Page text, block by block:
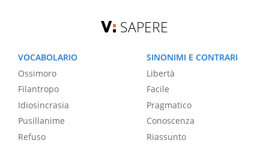
SAPERE
VOCABOLARIO
Ossimoro
Filantropo
Idiosincrasia
Pusillanime
Refuso
SINONIMI E CONTRARI
Libertà
Facile
Pragmatico
Conoscenza
Riassunto